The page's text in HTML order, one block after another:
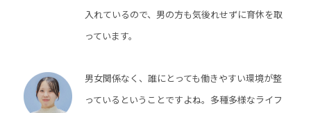
入れているので、男の方も気後れせずに育休を取
っています。
男女関係なく、誰にとっても働きやすい環境が整
っているということですよね。多種多様なライフ